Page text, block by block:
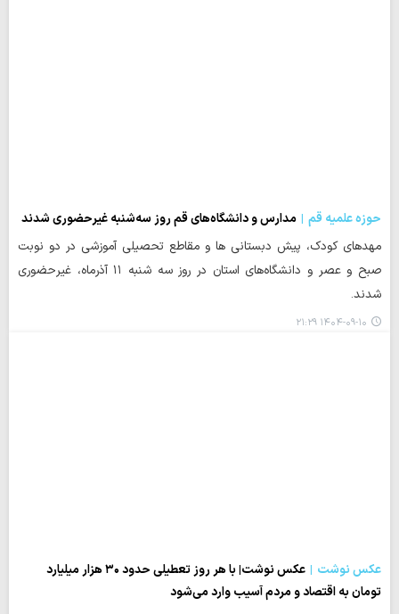
حوزه علمیه قم
مدارس و دانشگاه‌های قم روز سه‌شنبه غیرحضوری شدند
مهدهای کودک، پیش دبستانی ها و مقاطع تحصیلی آموزشی در دو نوبت
صبح و عصر و دانشگاه‌های استان در روز سه شنبه ۱۱ آذرماه، غیرحضوری
شدند.
۱۴۰۴-۰۹-۱۰ ۲۱:۲۹
عکس نوشت
عکس نوشت| با هر روز تعطیلی حدود ۳۰ هزار میلیارد
تومان به اقتصاد و مردم آسیب وارد می‌شود